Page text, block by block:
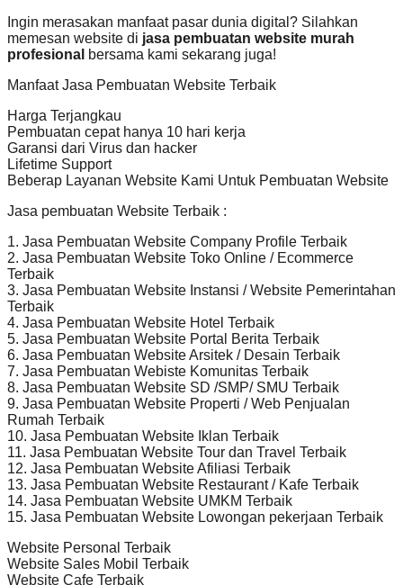
Ingin merasakan manfaat pasar dunia digital? Silahkan
memesan website di jasa pembuatan website murah
profesional bersama kami sekarang juga!
Manfaat Jasa Pembuatan Website Terbaik
Harga Terjangkau
Pembuatan cepat hanya 10 hari kerja
Garansi dari Virus dan hacker
Lifetime Support
Beberap Layanan Website Kami Untuk Pembuatan Website
Jasa pembuatan Website Terbaik :
1. Jasa Pembuatan Website Company Profile Terbaik
2. Jasa Pembuatan Website Toko Online / Ecommerce
Terbaik
3. Jasa Pembuatan Website Instansi / Website Pemerintahan
Terbaik
4. Jasa Pembuatan Website Hotel Terbaik
5. Jasa Pembuatan Website Portal Berita Terbaik
6. Jasa Pembuatan Website Arsitek / Desain Terbaik
7. Jasa Pembuatan Webiste Komunitas Terbaik
8. Jasa Pembuatan Website SD /SMP/ SMU Terbaik
9. Jasa Pembuatan Website Properti / Web Penjualan
Rumah Terbaik
10. Jasa Pembuatan Website Iklan Terbaik
11. Jasa Pembuatan Website Tour dan Travel Terbaik
12. Jasa Pembuatan Website Afiliasi Terbaik
13. Jasa Pembuatan Website Restaurant / Kafe Terbaik
14. Jasa Pembuatan Website UMKM Terbaik
15. Jasa Pembuatan Website Lowongan pekerjaan Terbaik
Website Personal Terbaik
Website Sales Mobil Terbaik
Website Cafe Terbaik